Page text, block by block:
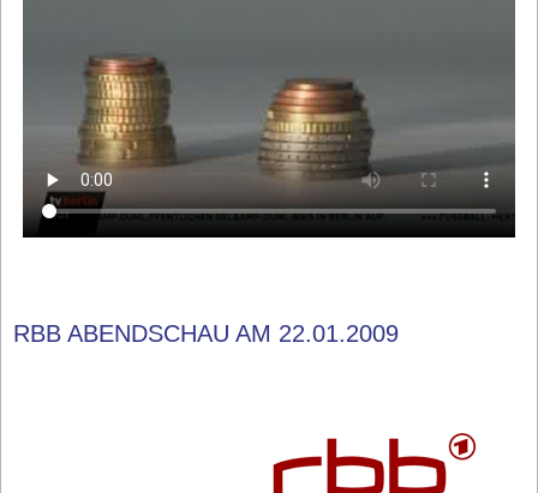
RBB ABENDSCHAU AM 22.01.2009